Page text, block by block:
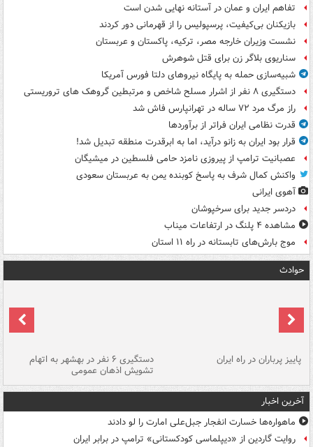
تفاهم ایران و عمان در آستانه نهایی شدن است
بازیکنان بی‌کیفیت، پرسپولیس را از قهرمانی دور کردند
نشست وزیران خارجه مصر، ترکیه، پاکستان و عربستان
سناریوی بلاگر زن برای قتل شوهرش
شبیه‌سازی حمله به پایگاه نیروهای دلتا فورس آمریکا
دستگیری ۸ نفر از اشرار مسلح شاخص و مرتبطین گروهک های تروریستی
راز مرگ مرد ۷۲ ساله در تهرانپارس فاش شد
قدرت نظامی ایران فراتر از برآوردها
قرار بود ایران به زانو درآید، اما به ابرقدرت منطقه تبدیل شد!
عصبانیت ترامپ از پیروزی نامزد حامی فلسطین در میشیگان
واکنش کمال شرف به پاسخ کوبنده یمن به عربستان سعودی
آهوی ایرانی
دردسر جدید برای سرخپوشان
مشاهده ۴ پلنگ در ارتفاعات میناب
موج بارش‌های تابستانه در راه ۱۱ استان
حوادث
پاییز پرباران در راه ایران دستگیری ۶ نفر در بهشهر به اتهام
تشویش اذهان عمومی
آخرین اخبار
ماهواره‌ها خسارت انفجار جبل‌علی امارت را لو دادند
روایت گاردین از «دیپلماسی کودکستانی» ترامپ در برابر ایران